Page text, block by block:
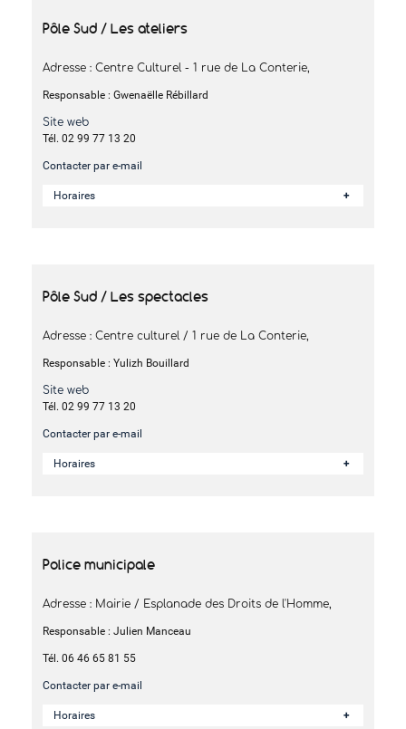
Pôle Sud / Les ateliers
Adresse : Centre Culturel - 1 rue de La Conterie,
Responsable : Gwenaëlle Rébillard
Site web
Tél. 02 99 77 13 20
Contacter par e-mail
Horaires
Pôle Sud / Les spectacles
Adresse : Centre culturel / 1 rue de La Conterie,
Responsable : Yulizh Bouillard
Site web
Tél. 02 99 77 13 20
Contacter par e-mail
Horaires
Police municipale
Adresse : Mairie / Esplanade des Droits de l'Homme,
Responsable : Julien Manceau
Tél. 06 46 65 81 55
Contacter par e-mail
Horaires